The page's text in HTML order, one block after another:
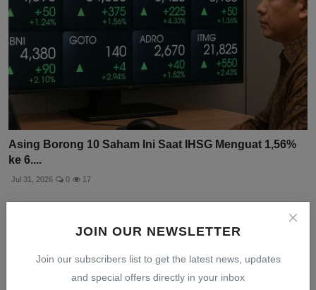
JOIN OUR NEWSLETTER
Join our subscribers list to get the latest news, updates
and special offers directly in your inbox
Asing Borong 10 Saham Ini Saat IHSG Menguat 1,56%
ke 6....
Jul 31, 2026 0 17